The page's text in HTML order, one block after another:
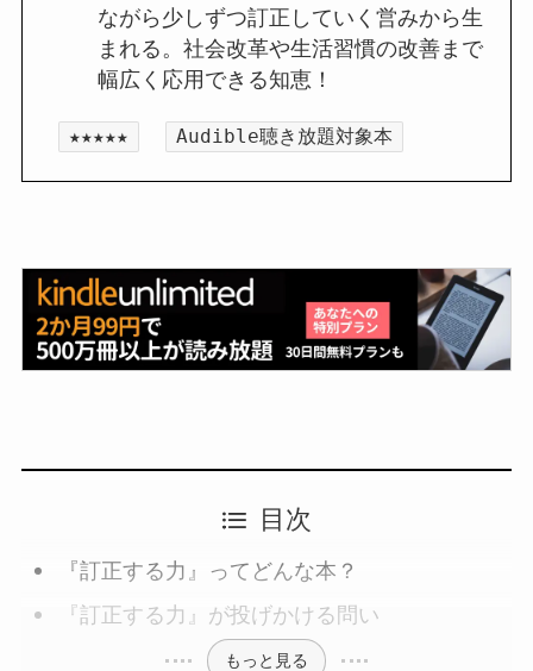
ながら少しずつ訂正していく営みから生
まれる。社会改革や生活習慣の改善まで
幅広く応用できる知恵！
★★★★★ Audible聴き放題対象本
目次
『訂正する力』ってどんな本？
『訂正する力』が投げかける問い
もっと見る